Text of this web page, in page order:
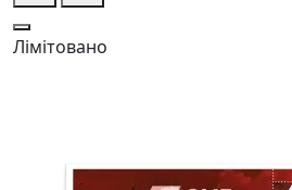
Лімітовано